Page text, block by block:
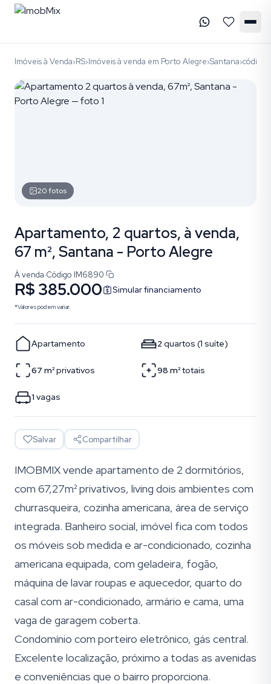
Imóveis à Venda›RS›Imóveis à venda em Porto Alegre›Santana›código
20fotos
Apartamento, 2 quartos, à venda,
67 m², Santana - Porto Alegre
À venda·Código IM6890
R$ 385.000 Simular financiamento
*Valores podem variar.
Apartamento 2 quartos (1 suíte)
67 m²privativos 98 m²totais
1 vagas
Salvar Compartilhar
IMOBMIX vende apartamento de 2 dormitórios,
com 67,27m² privativos, living dois ambientes com
churrasqueira, cozinha americana, área de serviço
integrada. Banheiro social, imóvel fica com todos
os móveis sob medida e ar-condicionado, cozinha
americana equipada, com geladeira, fogão,
máquina de lavar roupas e aquecedor, quarto do
casal com ar-condicionado, armário e cama, uma
vaga de garagem coberta.
Condomínio com porteiro eletrônico, gás central.
Excelente localização, próximo a todas as avenidas
e conveniências que o bairro proporciona.